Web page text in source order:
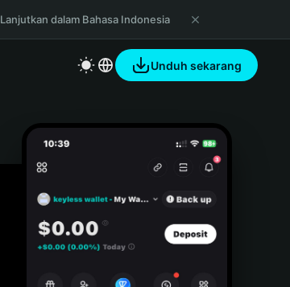
Lanjutkan dalam Bahasa Indonesia
Unduh sekarang